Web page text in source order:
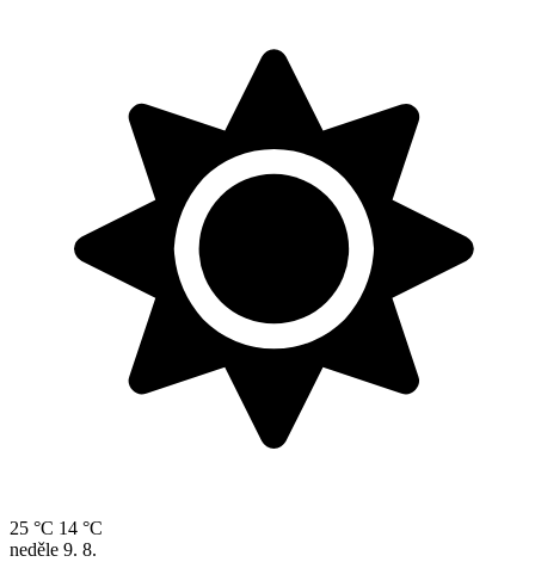
25 °C 14 °C
neděle 9. 8.